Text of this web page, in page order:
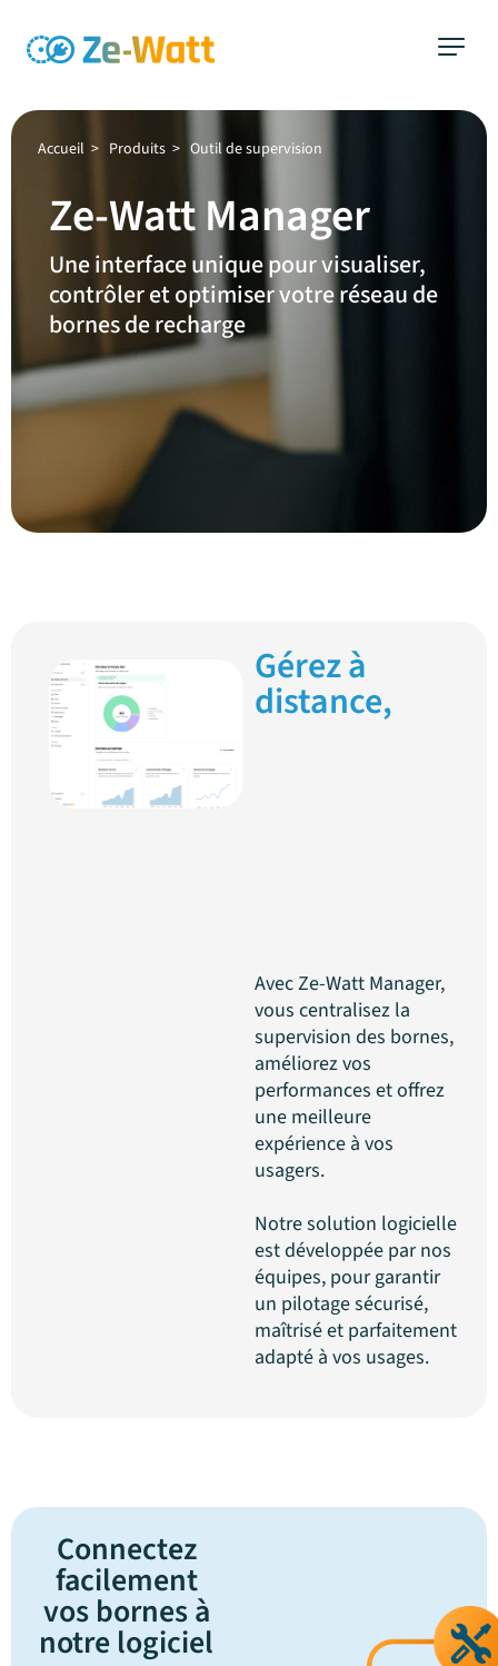
contenu
Accueil > Produits > Outil de supervision
Ze-Watt Manager
Une interface unique pour visualiser,
contrôler et optimiser votre réseau de
bornes de recharge
Gérez à
distance,
optimisez en
Avec Ze-Watt Manager,
vous centralisez la
supervision des bornes,
améliorez vos
performances et offrez
une meilleure
expérience à vos
usagers.
Notre solution logicielle
est développée par nos
équipes, pour garantir
un pilotage sécurisé,
maîtrisé et parfaitement
adapté à vos usages.
Connectez
facilement
vos bornes à
notre logiciel